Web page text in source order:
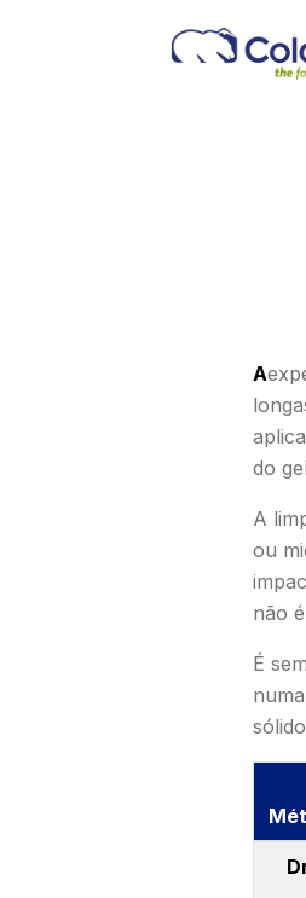
A experiência da maioria das pessoas com gelo seco limita-se a utilizá-lo para conservar alimentos durante viagens
do
A
ou
não
É